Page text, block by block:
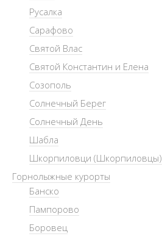
Русалка
Сарафово
Святой Влас
Святой Константин и Елена
Созополь
Солнечный Берег
Солнечный День
Шабла
Шкорпиловци (Шкорпиловцы)
Горнолыжные курорты
Банско
Пампорово
Боровец